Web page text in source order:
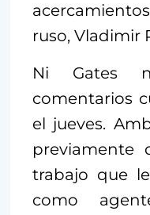
ruso, Vladimir
Ni Gates
comentarios
el jueves.
trabajo que
como